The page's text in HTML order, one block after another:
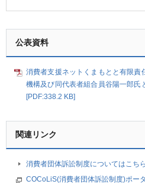
公表資料
消費者支援ネットくまもとと有限責
機構及び同代表者組合員谷陽一郎氏
[PDF:338.2 KB]
関連リンク
消費者団体訴訟制度についてはこちら
COCoLiS(消費者団体訴訟制度)ポー